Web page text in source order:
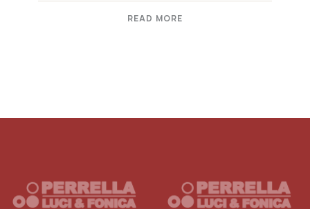
READ MORE